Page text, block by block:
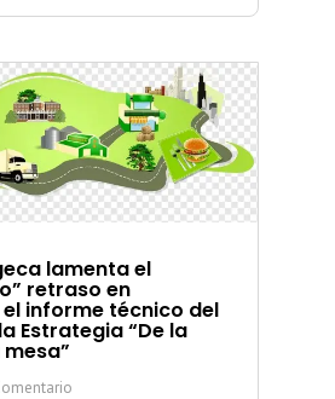
lamenta el
retraso en
informe técnico del
Estrategia “De la